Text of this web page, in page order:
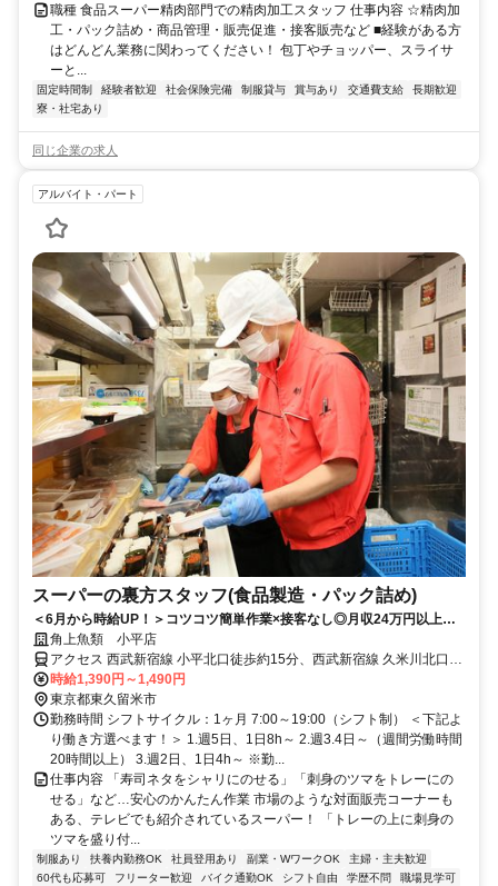
職種 食品スーパー精肉部門での精肉加工スタッフ 仕事内容 ☆精肉加
工・パック詰め・商品管理・販売促進・接客販売など ■経験がある方
はどんどん業務に関わってください！ 包丁やチョッパー、スライサ
ーと...
固定時間制 経験者歓迎 社会保険完備 制服貸与 賞与あり 交通費支給
長期歓迎
寮・社宅あり
同じ企業の求人
アルバイト・パート
スーパーの裏方スタッフ(食品製造・パック詰め)
＜6月から時給UP！＞コツコツ簡単作業×接客なし◎月収24万円以上◎
未経験OK！中高年・主婦（主夫）活躍中！
角上魚類 小平店
アクセス 西武新宿線 小平北口徒歩約15分、西武新宿線 久米川北口徒
歩約24分、西武拝島線/西武新宿線 萩山南口徒歩約24分 小平駅から徒
歩16分 ※車応相談・バイク・自転車通勤可
時給1,390円～1,490円
東京都東久留米市
勤務時間 シフトサイクル：1ヶ月 7:00～19:00（シフト制） ＜下記よ
り働き方選べます！＞ 1.週5日、1日8h～ 2.週3.4日～（週間労働時間
20時間以上） 3.週2日、1日4h～ ※勤...
仕事内容 「寿司ネタをシャリにのせる」「刺身のツマをトレーにの
せる」など…安心のかんたん作業 市場のような対面販売コーナーも
ある、テレビでも紹介されているスーパー！ 「トレーの上に刺身の
ツマを盛り付...
制服あり 扶養内勤務OK 社員登用あり 副業・WワークOK
主婦・主夫歓迎
60代も応募可
フリーター歓迎 バイク通勤OK シフト自由 学歴不問
職場見学可